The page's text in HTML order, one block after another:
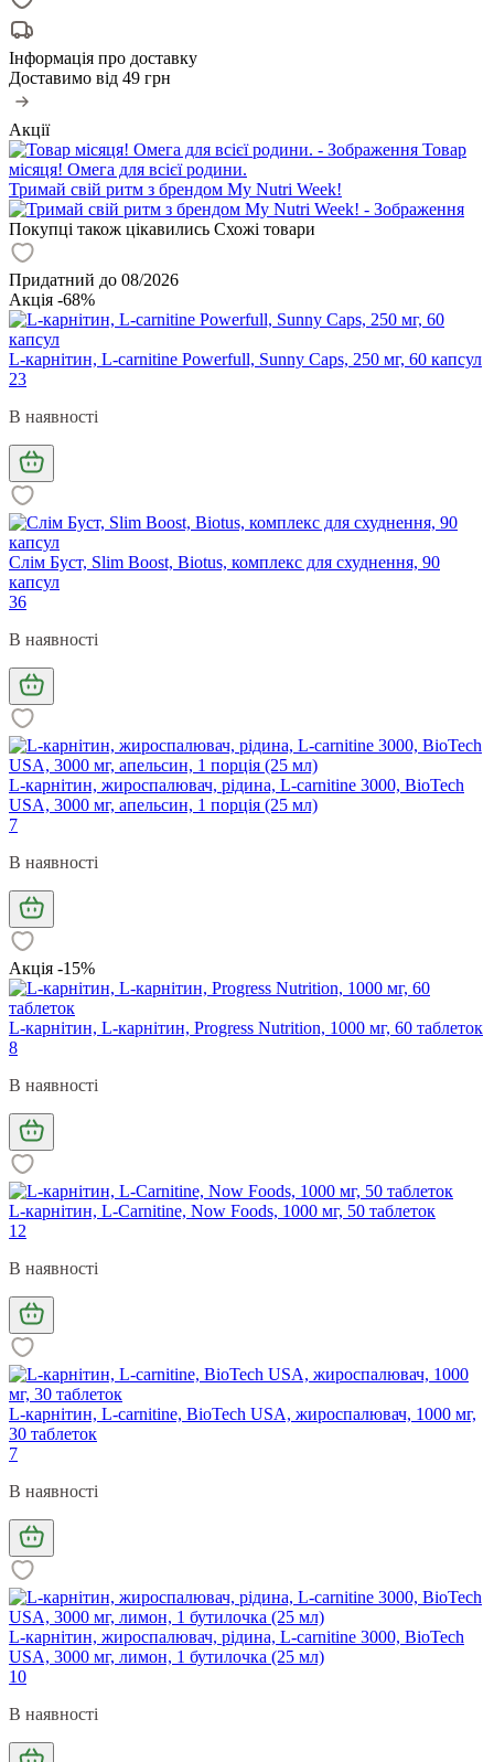
Інформація про доставку
Доставимо від 49 грн
Акції
Товар
місяця! Омега для всієї родини.
Тримай свій ритм з брендом My Nutri Week!
Покупці також цікавились Схожі товари
Придатний до 08/2026
Акція -68%
L-карнітин, L-carnitine Powerfull, Sunny Caps, 250 мг, 60 капсул
23
В наявності
Слім Буст, Slim Boost, Biotus, комплекс для схуднення, 90
капсул
36
В наявності
L-карнітин, жироспалювач, рідина, L-carnitine 3000, BioTech
USA, 3000 мг, апельсин, 1 порція (25 мл)
7
В наявності
Акція -15%
L-карнітин, L-карнітин, Progress Nutrition, 1000 мг, 60 таблеток
8
В наявності
L-карнітин, L-Carnitine, Now Foods, 1000 мг, 50 таблеток
12
В наявності
L-карнітин, L-carnitine, BioTech USA, жироспалювач, 1000 мг,
30 таблеток
7
В наявності
L-карнітин, жироспалювач, рідина, L-carnitine 3000, BioTech
USA, 3000 мг, лимон, 1 бутилочка (25 мл)
10
В наявності